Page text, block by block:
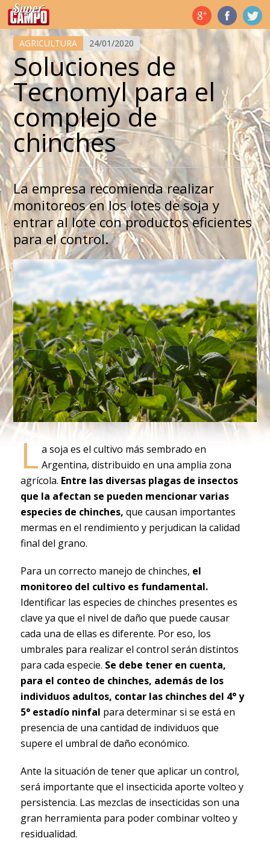
Temas de hoy
AGRICULTURA 24/01/2020
Soluciones de
Tecnomyl para el
complejo de
chinches
La empresa recomienda realizar
monitoreos en los lotes de soja y
entrar al lote con productos eficientes
para el control.
L a soja es el cultivo más sembrado en
Argentina, distribuido en una amplia zona
agrícola. Entre las diversas plagas de insectos
que la afectan se pueden mencionar varias
especies de chinches, que causan importantes
mermas en el rendimiento y perjudican la calidad
final del grano.
Para un correcto manejo de chinches, el
monitoreo del cultivo es fundamental.
Identificar las especies de chinches presentes es
clave ya que el nivel de daño que puede causar
cada una de ellas es diferente. Por eso, los
umbrales para realizar el control serán distintos
para cada especie. Se debe tener en cuenta,
para el conteo de chinches, además de los
individuos adultos, contar las chinches del 4° y
5° estadío ninfal para determinar si se está en
presencia de una cantidad de individuos que
supere el umbral de daño económico.
Ante la situación de tener que aplicar un control,
será importante que el insecticida aporte volteo y
persistencia. Las mezclas de insecticidas son una
gran herramienta para poder combinar volteo y
residualidad.